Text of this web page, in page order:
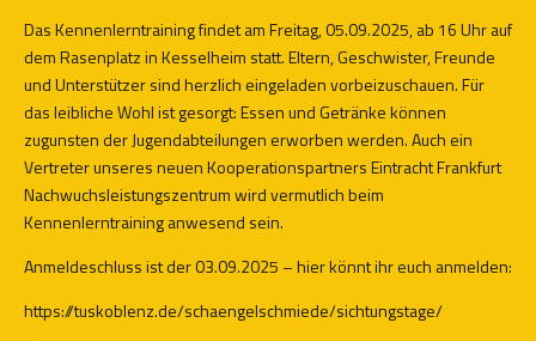
Das Kennenlerntraining findet am Freitag, 05.09.2025, ab 16 Uhr auf
dem Rasenplatz in Kesselheim statt. Eltern, Geschwister, Freunde
und Unterstützer sind herzlich eingeladen vorbeizuschauen. Für
das leibliche Wohl ist gesorgt: Essen und Getränke können
zugunsten der Jugendabteilungen erworben werden. Auch ein
Vertreter unseres neuen Kooperationspartners Eintracht Frankfurt
Nachwuchsleistungszentrum wird vermutlich beim
Kennenlerntraining anwesend sein.
Anmeldeschluss ist der 03.09.2025 – hier könnt ihr euch anmelden:
https://tuskoblenz.de/schaengelschmiede/sichtungstage/